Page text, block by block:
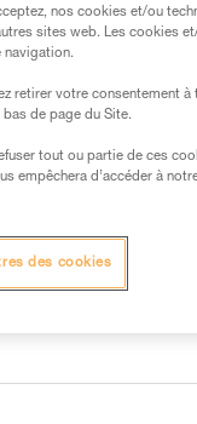
nos cookies et/ou
sites web. Les cookies
navigation.
retirer votre consentement
bas de page du Site.
tout ou partie de ces
empêchera d’accéder à
des cookies